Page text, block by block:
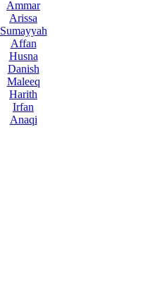
Ammar
Arissa
Sumayyah
Affan
Husna
Danish
Maleeq
Harith
Irfan
Anaqi